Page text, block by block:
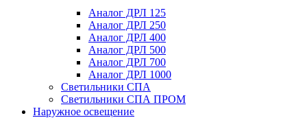
Аналог ДРЛ 125
Аналог ДРЛ 250
Аналог ДРЛ 400
Аналог ДРЛ 500
Аналог ДРЛ 700
Аналог ДРЛ 1000
Светильники СПА
Светильники СПА ПРОМ
Наружное освещение